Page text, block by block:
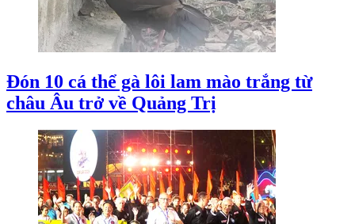
Đón 10 cá thể gà lôi lam mào trắng từ
châu Âu trở về Quảng Trị